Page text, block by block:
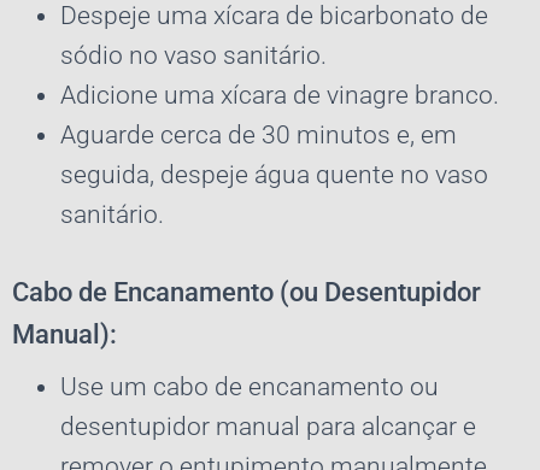
Despeje uma xícara de bicarbonato de
sódio no vaso sanitário.
Adicione uma xícara de vinagre branco.
Aguarde cerca de 30 minutos e, em
seguida, despeje água quente no vaso
sanitário.
Cabo de Encanamento (ou Desentupidor
Manual):
Use um cabo de encanamento ou
desentupidor manual para alcançar e